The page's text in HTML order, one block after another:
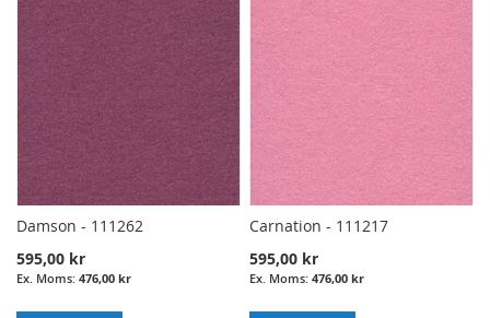
Damson - 111262
595,00 kr
476,00 kr
Carnation - 111217
595,00 kr
476,00 kr